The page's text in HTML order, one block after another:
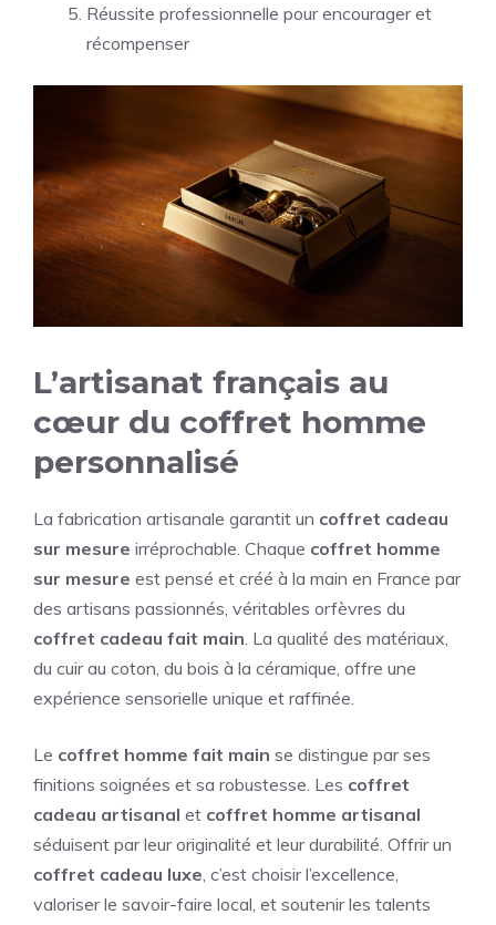
Réussite professionnelle pour encourager et
récompenser
L’artisanat français au
cœur du coffret homme
personnalisé
La fabrication artisanale garantit un coffret cadeau
sur mesure irréprochable. Chaque coffret homme
sur mesure est pensé et créé à la main en France par
des artisans passionnés, véritables orfèvres du
coffret cadeau fait main. La qualité des matériaux,
du cuir au coton, du bois à la céramique, offre une
expérience sensorielle unique et raffinée.
Le coffret homme fait main se distingue par ses
finitions soignées et sa robustesse. Les coffret
cadeau artisanal et coffret homme artisanal
séduisent par leur originalité et leur durabilité. Offrir un
coffret cadeau luxe, c’est choisir l’excellence,
valoriser le savoir-faire local, et soutenir les talents